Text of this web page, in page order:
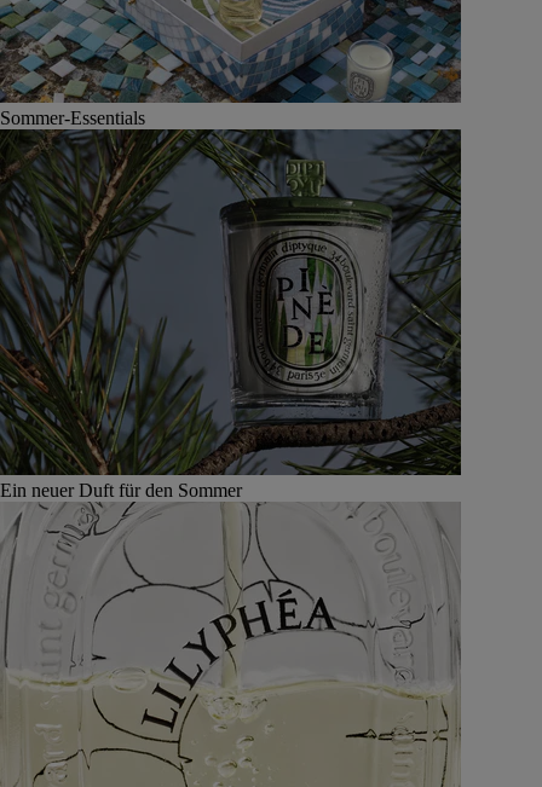
Sommer-Essentials
Ein neuer Duft für den Sommer